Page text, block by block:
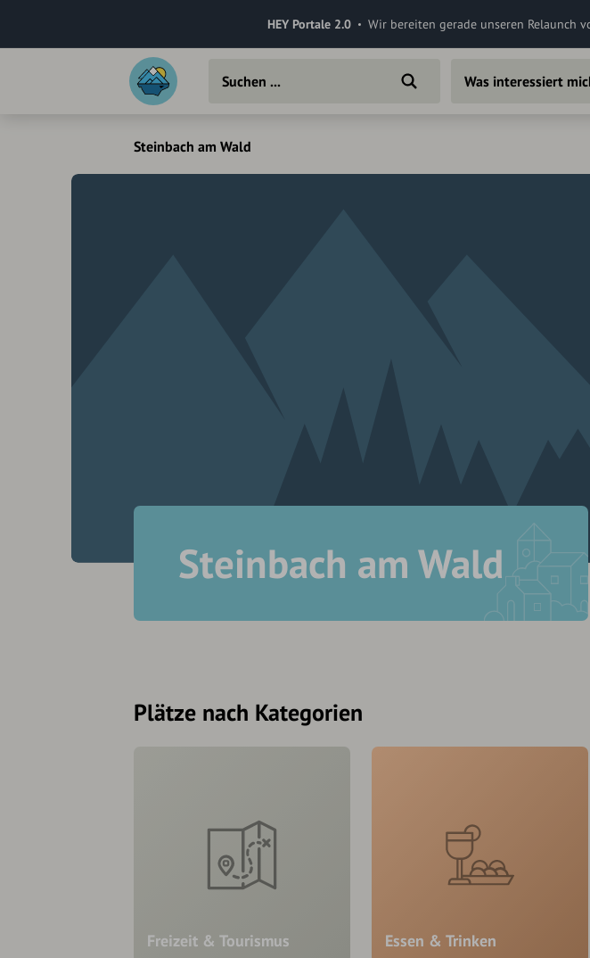
HEY Portale 2.0 Wir bereiten gerade unseren Relaunch
Was interessiert
Steinbach am Wald
Steinbach am Wald
Plätze nach Kategorien
Freizeit & Tourismus Essen & Trinken